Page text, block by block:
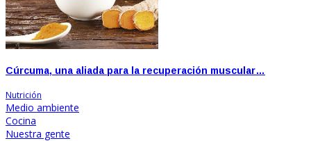
Cúrcuma, una aliada para la recuperación muscular…
Nutrición
Medio ambiente
Cocina
Nuestra gente